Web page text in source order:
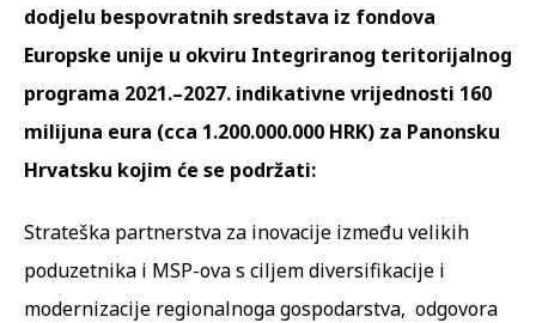
dodjelu bespovratnih sredstava iz fondova
Europske unije u okviru Integriranog teritorijalnog
programa 2021.–2027. indikativne vrijednosti 160
milijuna eura (cca 1.200.000.000 HRK) za Panonsku
Hrvatsku kojim će se podržati:
Strateška partnerstva za inovacije između velikih
poduzetnika i MSP-ova s ciljem diversifikacije i
modernizacije regionalnoga gospodarstva, odgovora